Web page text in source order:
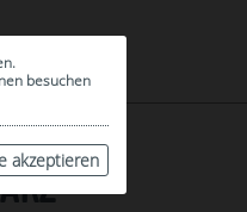
besuchen
akzeptieren